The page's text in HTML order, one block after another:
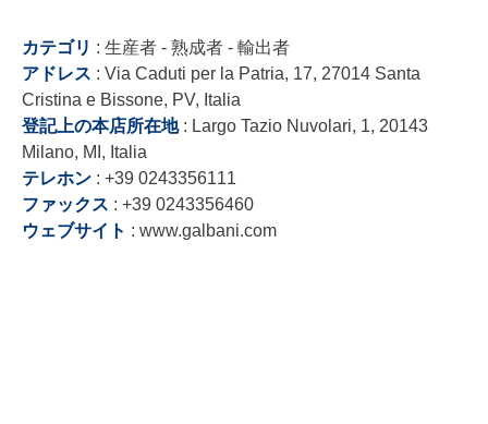
カテゴリ : 生産者 - 熟成者 - 輸出者
アドレス : Via Caduti per la Patria, 17, 27014 Santa
Cristina e Bissone, PV, Italia
登記上の本店所在地: Largo Tazio Nuvolari, 1, 20143
Milano, MI, Italia
テレホン : +39 0243356111
ファックス : +39 0243356460
ウェブサイト : www.galbani.com